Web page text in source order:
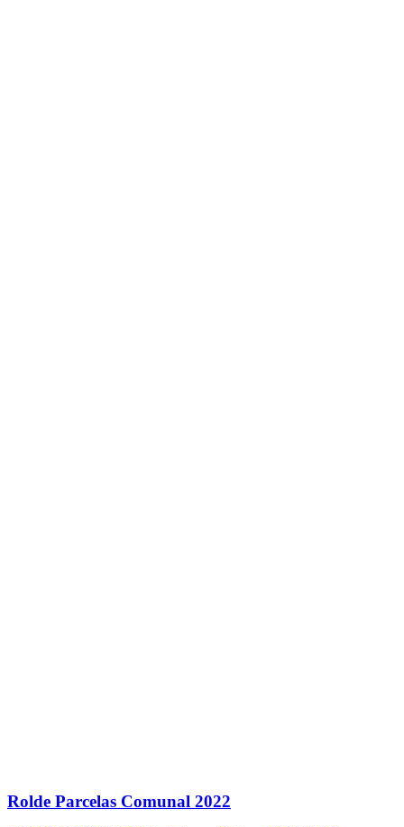
Rolde Parcelas Comunal 2022